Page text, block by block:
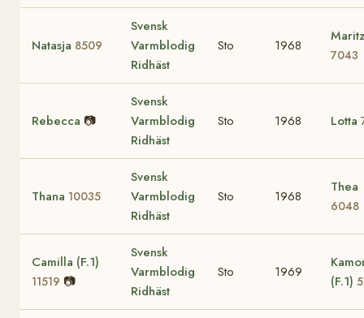
Natasja 8509
Svensk
Varmblodig
Ridhäst
Sto 1968
7043
Rebecca 📷
Svensk
Varmblodig
Ridhäst
Sto 1968 Lotta
Thana 10035
Svensk
Varmblodig
Ridhäst
Sto 1968
Thea
6048
Camilla (F.1)
11519 📷
Svensk
Varmblodig
Ridhäst
Sto 1969
(F.1)